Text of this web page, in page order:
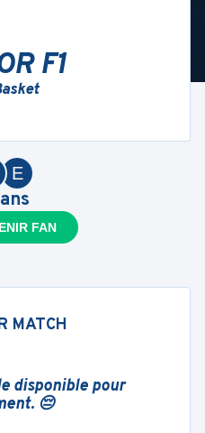
F1
E
FAN
MATCH
disponible pour
😔